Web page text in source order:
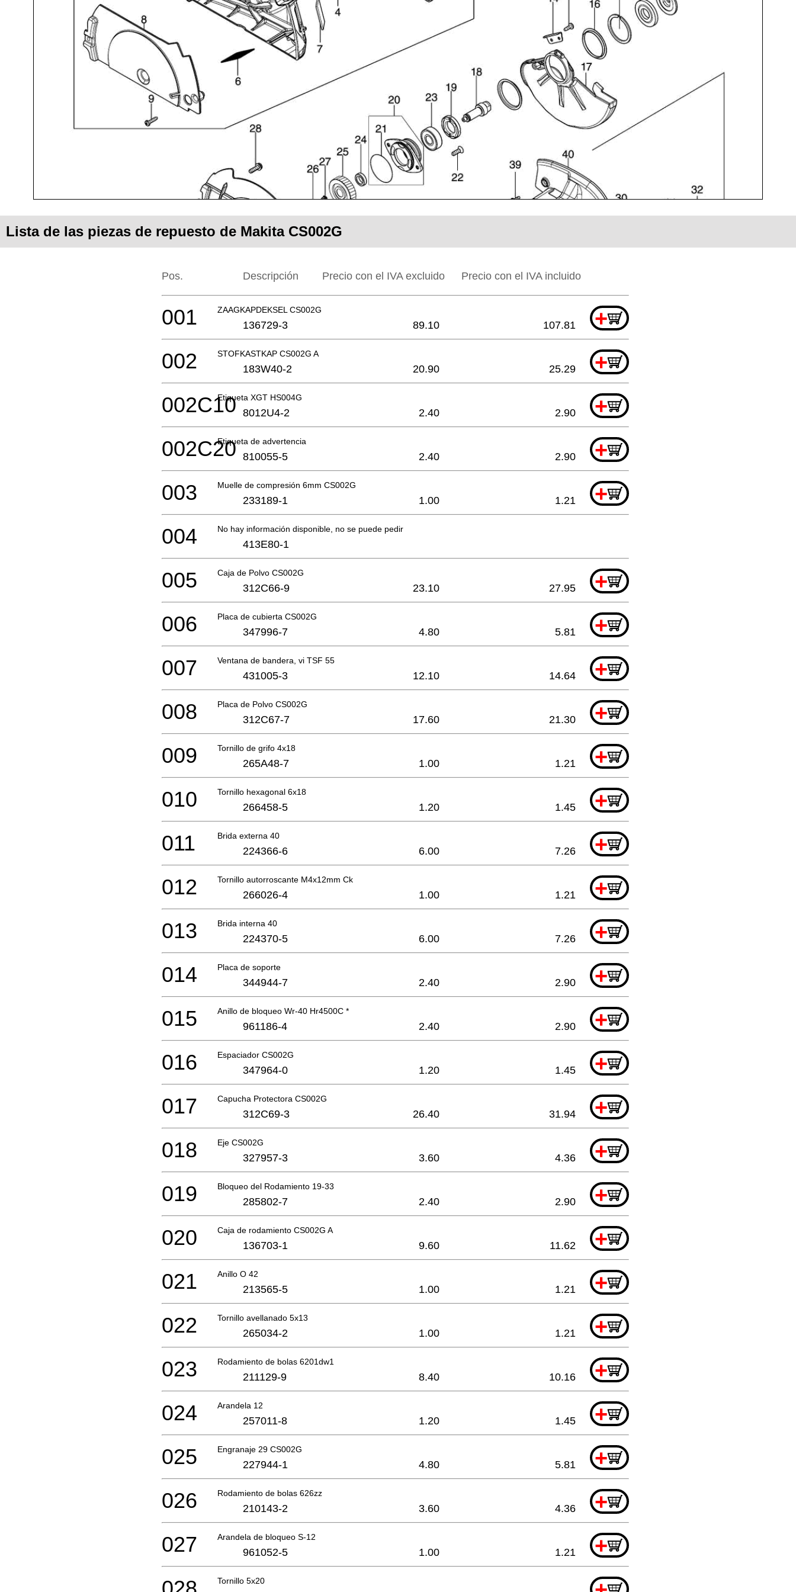
Lista de las piezas de repuesto de Makita CS002G
Pos. Descripción Precio con el IVA excluido Precio con el IVA incluido
ZAAGKAPDEKSEL CS002G +
001 136729-3 89.10 107.81
STOFKASTKAP CS002G A +
002 183W40-2 20.90 25.29
Etiqueta XGT HS004G +
002C10 8012U4-2 2.40 2.90
Etiqueta de advertencia +
002C20 810055-5 2.40 2.90
Muelle de compresión 6mm CS002G +
003 233189-1 1.00 1.21
No hay información disponible, no se puede pedir
004 413E80-1
Caja de Polvo CS002G +
005 312C66-9 23.10 27.95
Placa de cubierta CS002G +
006 347996-7 4.80 5.81
Ventana de bandera, vi TSF 55 +
007 431005-3 12.10 14.64
Placa de Polvo CS002G +
008 312C67-7 17.60 21.30
Tornillo de grifo 4x18 +
009 265A48-7 1.00 1.21
Tornillo hexagonal 6x18 +
010 266458-5 1.20 1.45
Brida externa 40 +
011 224366-6 6.00 7.26
Tornillo autorroscante M4x12mm Ck +
012 266026-4 1.00 1.21
Brida interna 40 +
013 224370-5 6.00 7.26
Placa de soporte +
014 344944-7 2.40 2.90
Anillo de bloqueo Wr-40 Hr4500C * +
015 961186-4 2.40 2.90
Espaciador CS002G +
016 347964-0 1.20 1.45
Capucha Protectora CS002G +
017 312C69-3 26.40 31.94
Eje CS002G +
018 327957-3 3.60 4.36
Bloqueo del Rodamiento 19-33 +
019 285802-7 2.40 2.90
Caja de rodamiento CS002G A +
020 136703-1 9.60 11.62
Anillo O 42 +
021 213565-5 1.00 1.21
Tornillo avellanado 5x13 +
022 265034-2 1.00 1.21
Rodamiento de bolas 6201dw1 +
023 211129-9 8.40 10.16
Arandela 12 +
024 257011-8 1.20 1.45
Engranaje 29 CS002G +
025 227944-1 4.80 5.81
Rodamiento de bolas 626zz +
026 210143-2 3.60 4.36
Arandela de bloqueo S-12 +
027 961052-5 1.00 1.21
Tornillo 5x20